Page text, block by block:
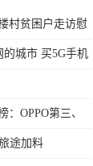
村贫困户走访慰
的城市 买5G手机
：OPPO第三、
途加料